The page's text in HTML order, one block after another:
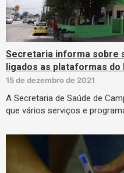
Secretaria informa sobre
ligados as plataformas do
15 de dezembro de 2021
A Secretaria de Saúde de
que vários serviços e